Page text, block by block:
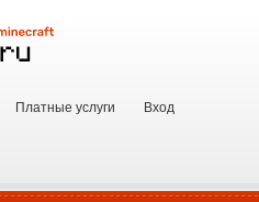
Платные услуги
Вход